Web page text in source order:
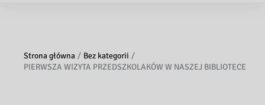
Strona główna
Bez kategorii
PIERWSZA WIZYTA PRZEDSZKOLAKÓW W NASZEJ BIBLIOTECE